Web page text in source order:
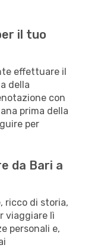
il tuo
effettuare il
della
con
prima della
per
da Bari a
ricco di storia,
viaggiare lì
personali e,